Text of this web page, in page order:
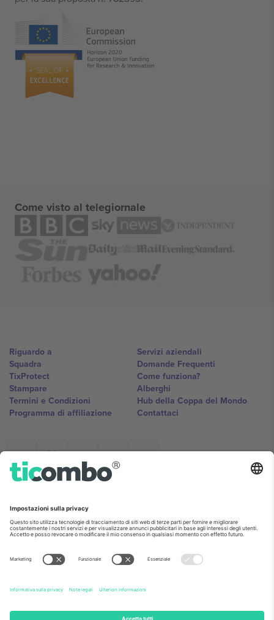
Come visto al telegiornale
Riguardo a
Squadra
TixProtect
Stampare
Termini e Condizioni
Programma di affiliazione
Servizi aziendali
Domande Frequenti
Come funziona?
Alberghi
Hub della Coppa del Mondo
Contattaci
Ticombo Italia
Mimi Balkanska 132, 1540, Sofia,
base alla località, all'evento e/o al dominio. Per i dettagli controlla la